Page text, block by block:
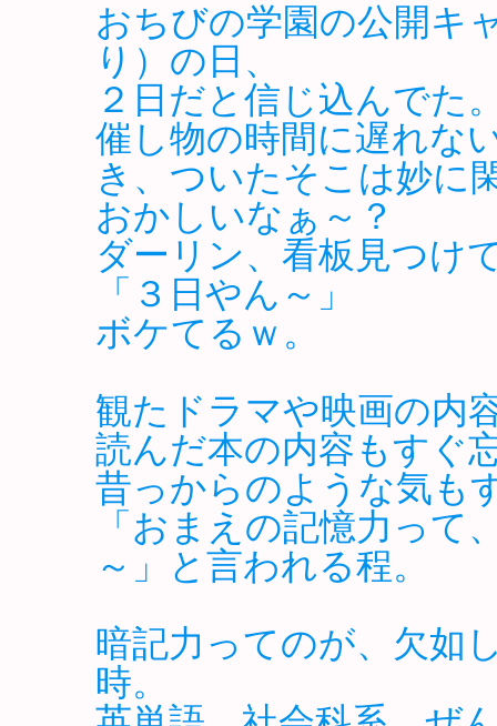
おちびの学園の公開キ
り）の日、
２日だと信じ込んでた
催し物の時間に遅れな
き、ついたそこは妙に
おかしいなぁ～？
ダーリン、看板見つけ
「３日やん～」
ボケてるｗ。
観たドラマや映画の内
読んだ本の内容もすぐ
昔っからのような気も
「おまえの記憶力って
～」と言われる程。
暗記力ってのが、欠如
時。